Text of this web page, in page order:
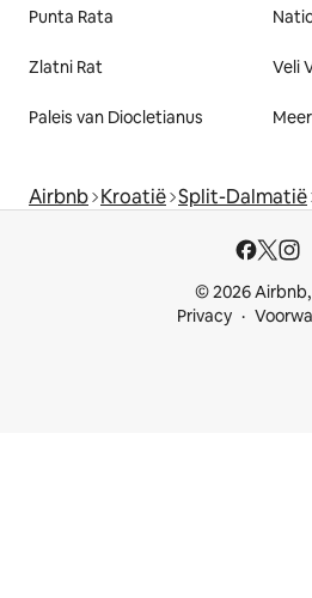
Punta Rata
Zlatni Rat Veli
Paleis van Diocletianus
Airbnb Kroatië Split-Dalmatië
© 2026 Airbnb,
Privacy